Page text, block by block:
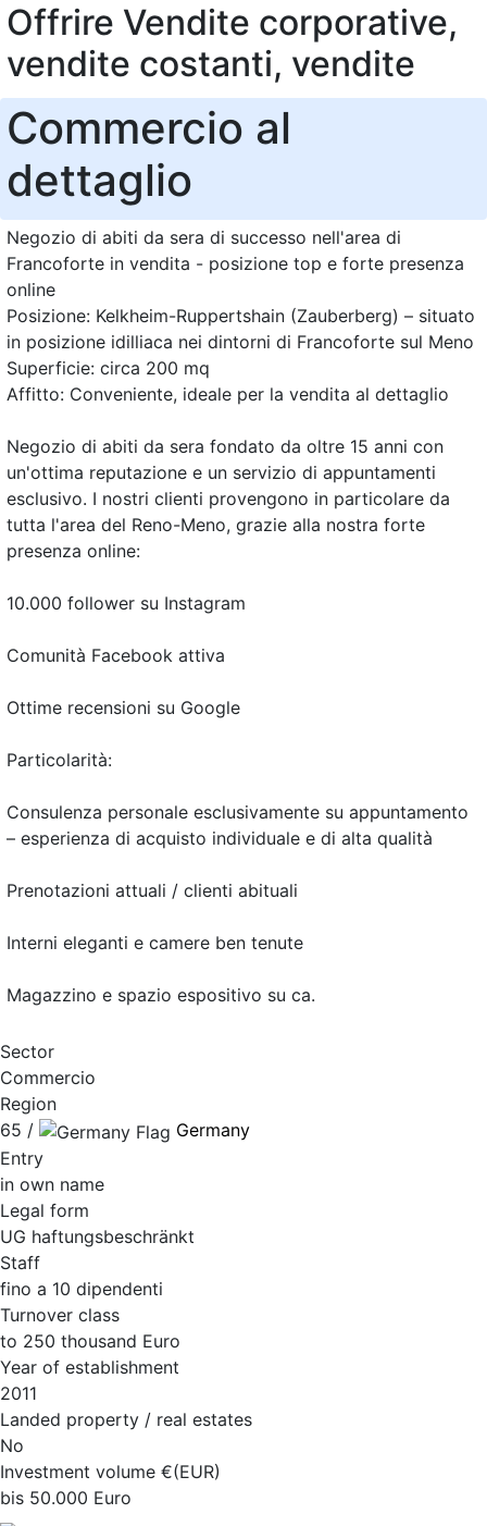
Offrire Vendite corporative,
vendite costanti, vendite
Commercio al
dettaglio
Negozio di abiti da sera di successo nell'area di
Francoforte in vendita - posizione top e forte presenza
online
Posizione: Kelkheim-Ruppertshain (Zauberberg) – situato
in posizione idilliaca nei dintorni di Francoforte sul Meno
Superficie: circa 200 mq
Affitto: Conveniente, ideale per la vendita al dettaglio
Negozio di abiti da sera fondato da oltre 15 anni con
un'ottima reputazione e un servizio di appuntamenti
esclusivo. I nostri clienti provengono in particolare da
tutta l'area del Reno-Meno, grazie alla nostra forte
presenza online:
10.000 follower su Instagram
Comunità Facebook attiva
Ottime recensioni su Google
Particolarità:
Consulenza personale esclusivamente su appuntamento
– esperienza di acquisto individuale e di alta qualità
Prenotazioni attuali / clienti abituali
Interni eleganti e camere ben tenute
Magazzino e spazio espositivo su ca.
Sector
Commercio
Region
65 /
Germany
Entry
in own name
Legal form
UG haftungsbeschränkt
Staff
fino a 10 dipendenti
Turnover class
to 250 thousand Euro
Year of establishment
2011
Landed property / real estates
No
Investment volume €(EUR)
bis 50.000 Euro